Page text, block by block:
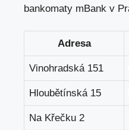
bankomaty mBank v
Adresa
Vinohradská 151
Hloubětínská 15
Na Křečku 2